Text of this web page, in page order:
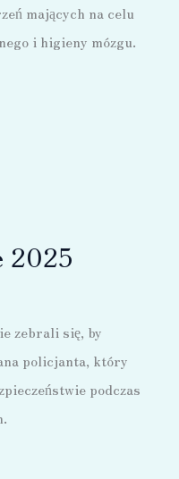
mających na celu
i higieny mózgu.
2025
zebrali się, by
policjanta, który
podczas